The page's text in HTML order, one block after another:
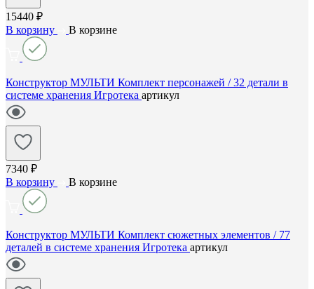
15440 ₽
В корзину
В корзине
Конструктор МУЛЬТИ Комплект персонажей / 32 детали в
системе хранения Игротека артикул
7340 ₽
В корзину
В корзине
Конструктор МУЛЬТИ Комплект сюжетных элементов / 77
деталей в системе хранения Игротека артикул